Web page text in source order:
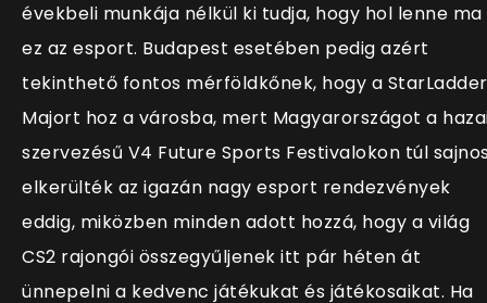
évekbeli munkája nélkül ki tudja, hogy hol lenne ma
ez az esport. Budapest esetében pedig azért
tekinthető fontos mérföldkőnek, hogy a StarLadder
Majort hoz a városba, mert Magyarországot a
szervezésű V4 Future Sports Festivalokon túl
elkerülték az igazán nagy esport rendezvények
eddig, miközben minden adott hozzá, hogy a világ
CS2 rajongói összegyűljenek itt pár héten át
ünnepelni a kedvenc játékukat és játékosaikat. Ha